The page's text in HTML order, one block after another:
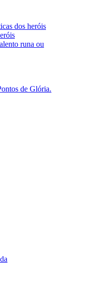
dos heróis
runa ou
de Glória.